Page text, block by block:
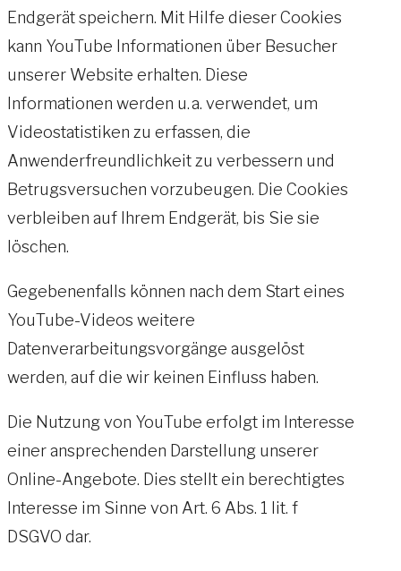
Endgerät speichern. Mit Hilfe dieser Cookies
kann YouTube Informationen über Besucher
unserer Website erhalten. Diese
Informationen werden u. a. verwendet, um
Videostatistiken zu erfassen, die
Anwenderfreundlichkeit zu verbessern und
Betrugsversuchen vorzubeugen. Die Cookies
verbleiben auf Ihrem Endgerät, bis Sie sie
löschen.
Gegebenenfalls können nach dem Start eines
YouTube-Videos weitere
Datenverarbeitungsvorgänge ausgelöst
werden, auf die wir keinen Einfluss haben.
Die Nutzung von YouTube erfolgt im Interesse
einer ansprechenden Darstellung unserer
Online-Angebote. Dies stellt ein berechtigtes
Interesse im Sinne von Art. 6 Abs. 1 lit. f
DSGVO dar.